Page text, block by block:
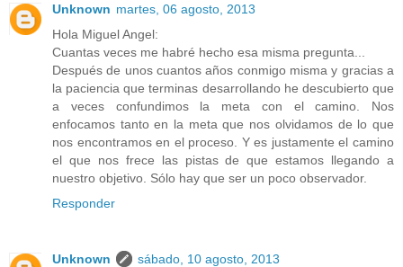
Unknown martes, 06 agosto, 2013
Hola Miguel Angel:
Cuantas veces me habré hecho esa misma pregunta...
Después de unos cuantos años conmigo misma y gracias a
la paciencia que terminas desarrollando he descubierto que
a veces confundimos la meta con el camino. Nos
enfocamos tanto en la meta que nos olvidamos de lo que
nos encontramos en el proceso. Y es justamente el camino
el que nos frece las pistas de que estamos llegando a
nuestro objetivo. Sólo hay que ser un poco observador.
Responder
Unknown
sábado, 10 agosto, 2013